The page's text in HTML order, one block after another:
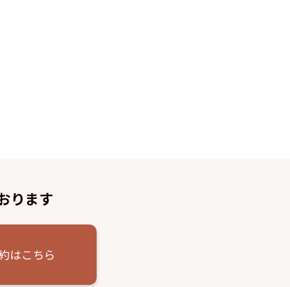
ります
はこちら